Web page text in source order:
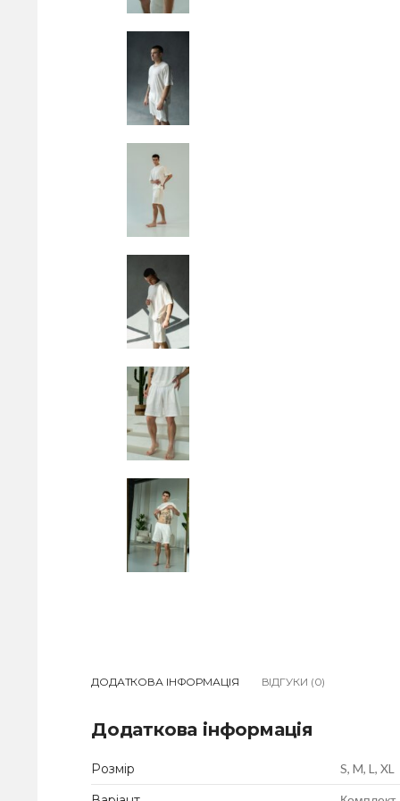
ДОДАТКОВА ІНФОРМАЦІЯ ВІДГУКИ (0)
Додаткова інформація
Розмір S, M, L, XL